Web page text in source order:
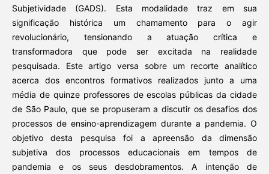
Subjetividade (GADS). Esta modalidade traz em sua
significação histórica um chamamento para o agir
revolucionário, tensionando a atuação crítica e
transformadora que pode ser excitada na realidade
pesquisada. Este artigo versa sobre um recorte analítico
acerca dos encontros formativos realizados junto a uma
média de quinze professores de escolas públicas da cidade
de São Paulo, que se propuseram a discutir os desafios dos
processos de ensino-aprendizagem durante a pandemia. O
objetivo desta pesquisa foi a apreensão da dimensão
subjetiva dos processos educacionais em tempos de
pandemia e os seus desdobramentos. A intenção de